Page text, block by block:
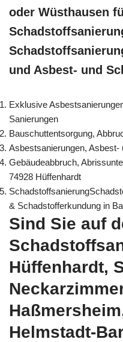
oder Wüsthausen
und Asbest- und
Exklusive
Sanierungen
Bauschuttentsorgung,
Asbestsanierungen,
Gebäudeabbruch,
74928 Hüffenhardt
& Schadstofferkundung in
Sind Sie auf
Hüffenhardt,
Helmstadt-